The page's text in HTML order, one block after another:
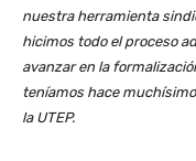
nuestra herramienta
hicimos todo el proceso
avanzar en la
teníamos hace
la UTEP.